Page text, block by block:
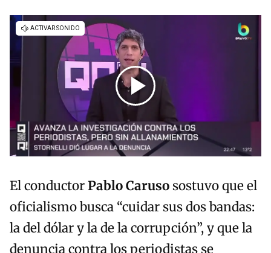
El conductorPablo Caruso sostuvo que el
oficialismo busca “cuidar sus dos bandas:
la del dólar y la de la corrupción”, y que la
denuncia contra los periodistas se